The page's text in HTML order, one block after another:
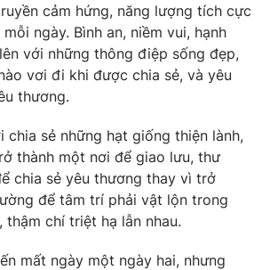
cảm hứng, năng lượng tích cực
ngày. Bình an, niềm vui, hạnh
với những thông điệp sống đẹp,
vơi đi khi được chia sẻ, và yêu
thương.
chia sẻ những hạt giống thiện lành,
thành một nơi để giao lưu, thư
chia sẻ yêu thương thay vì trở
để tâm trí phải vật lộn trong
thậm chí triệt hạ lẫn nhau.
mất ngày một ngày hai, nhưng